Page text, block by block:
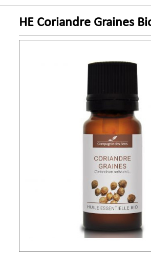
HE Coriandre Graines